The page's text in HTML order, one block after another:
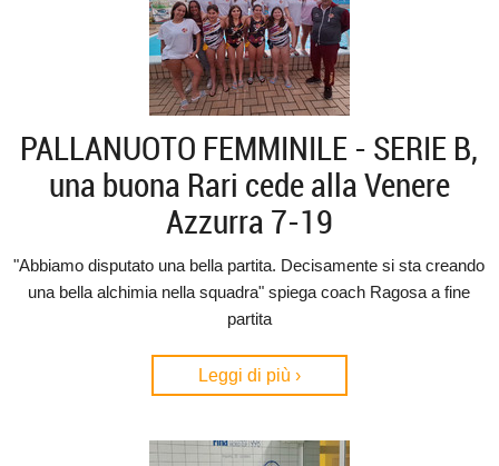
PALLANUOTO FEMMINILE - SERIE B,
una buona Rari cede alla Venere
Azzurra 7-19
"Abbiamo disputato una bella partita. Decisamente si sta creando
una bella alchimia nella squadra" spiega coach Ragosa a fine
partita
Leggi di più ›